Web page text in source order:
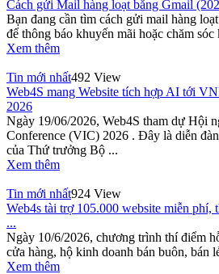
Cách gửi Mail hàng loạt bằng Gmail
Bạn đang cần tìm cách gửi mail hàng
để thông báo khuyến mãi hoặc chăm sóc
Xem thêm
Tin mới nhất492 View
Web4S mang Website tích hợp AI tới
2026
Ngày 19/06/2026, Web4S tham dự Hội
Conference (VIC) 2026 . Đây là diễn
của Thứ trưởng Bộ ...
Xem thêm
Tin mới nhất924 View
Web4s tài trợ 105.000 website miễn phí,
...
Ngày 10/6/2026, chương trình thí điểm
cửa hàng, hộ kinh doanh bán buôn, bán
Xem thêm